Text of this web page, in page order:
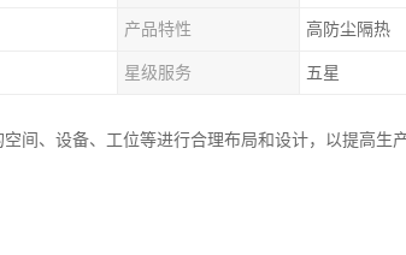
产品特性 高防尘隔热
星级服务 五星
间、设备、工位等进行合理布局和设计，以提高生